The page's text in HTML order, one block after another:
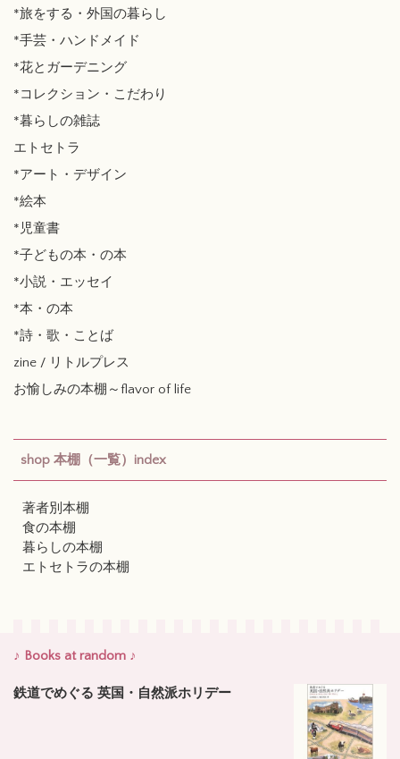
*旅をする・外国の暮らし
*手芸・ハンドメイド
*花とガーデニング
*コレクション・こだわり
*暮らしの雑誌
エトセトラ
*アート・デザイン
*絵本
*児童書
*子どもの本・の本
*小説・エッセイ
*本・の本
*詩・歌・ことば
zine / リトルプレス
お愉しみの本棚～flavor of life
shop 本棚（一覧）index
著者別本棚
食の本棚
暮らしの本棚
エトセトラの本棚
♪ Books at random ♪
鉄道でめぐる 英国・自然派ホリデー